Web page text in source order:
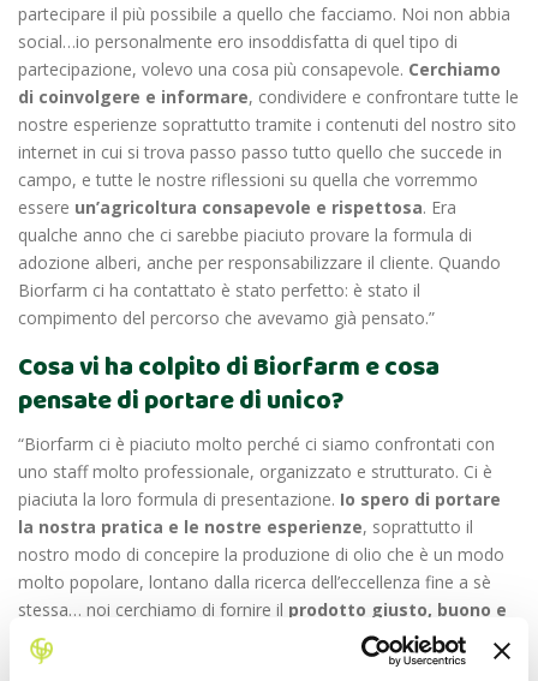
partecipare il più possibile a quello che facciamo. Noi non abbia
social…io personalmente ero insoddisfatta di quel tipo di
partecipazione, volevo una cosa più consapevole. Cerchiamo
di coinvolgere e informare, condividere e confrontare tutte le
nostre esperienze soprattutto tramite i contenuti del nostro sito
internet in cui si trova passo passo tutto quello che succede in
campo, e tutte le nostre riflessioni su quella che vorremmo
essere un’agricoltura consapevole e rispettosa. Era
qualche anno che ci sarebbe piaciuto provare la formula di
adozione alberi, anche per responsabilizzare il cliente. Quando
Biorfarm ci ha contattato è stato perfetto: è stato il
compimento del percorso che avevamo già pensato.”
Cosa vi ha colpito di Biorfarm e cosa
pensate di portare di unico?
“Biorfarm ci è piaciuto molto perché ci siamo confrontati con
uno staff molto professionale, organizzato e strutturato. Ci è
piaciuta la loro formula di presentazione. Io spero di portare
la nostra pratica e le nostre esperienze, soprattutto il
nostro modo di concepire la produzione di olio che è un modo
molto popolare, lontano dalla ricerca dell’eccellenza fine a sè
stessa… noi cerchiamo di fornire il prodotto giusto, buono e
sano ad un prezzo giusto per tutti
. Ecco perché il nostro è
un OlioPop.”